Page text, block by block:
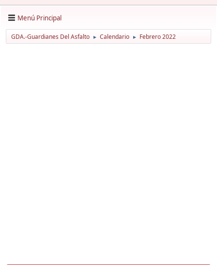
Menú Principal
GDA.-Guardianes Del Asfalto ► Calendario ► Febrero 2022